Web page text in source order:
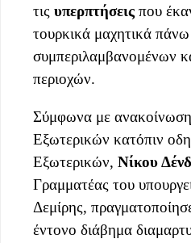
τις υπερπτήσεις που
τουρκικά μαχητικά
συμπεριλαμβανομένων
περιοχών.
Σύμφωνα με ανακοίνωση
Εξωτερικών κατόπιν
Εξωτερικών, Νίκου
Γραμματέας του
Δεμίρης,
έντονο διάβημα